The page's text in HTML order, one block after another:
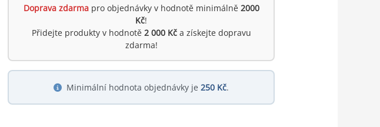
Doprava zdarmapro objednávky v hodnotě minimálně 2000
Kč!
Přidejte produkty v hodnotě 2 000 Kča získejte dopravu
zdarma!
Minimální hodnota objednávky je250 Kč.